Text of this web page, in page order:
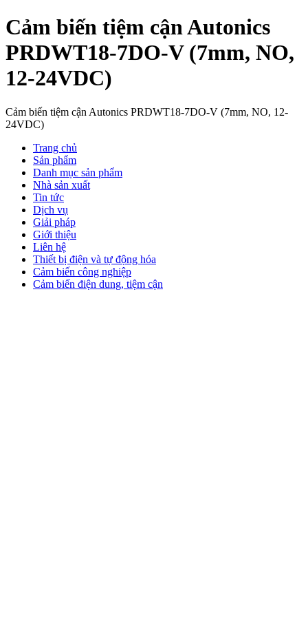
Cảm biến tiệm cận Autonics
PRDWT18-7DO-V (7mm, NO,
12-24VDC)
Cảm biến tiệm cận Autonics PRDWT18-7DO-V (7mm, NO, 12-
24VDC)
Trang chủ
Sản phẩm
Danh mục sản phẩm
Nhà sản xuất
Tin tức
Dịch vụ
Giải pháp
Giới thiệu
Liên hệ
Thiết bị điện và tự động hóa
Cảm biến công nghiệp
Cảm biến điện dung, tiệm cận